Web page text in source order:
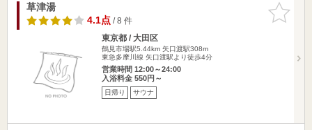
お気に入
りに追加
草津湯
4.1点/ 8 件
東京都 / 大田区
鶴見市場駅5.44km 矢口渡駅308m
東急多摩川線 矢口渡駅より徒歩4分
営業時間 12:00～24:00
入浴料金 550円～
日帰り サウナ